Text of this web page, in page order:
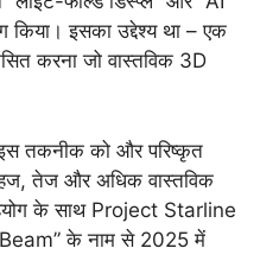
किया। इसका उद्देश्य था – एक
करना जो वास्तविक 3D
तकनीक को और परिष्कृत
तेज और अधिक वास्तविक
के साथ Project Starline
के नाम से 2025 में